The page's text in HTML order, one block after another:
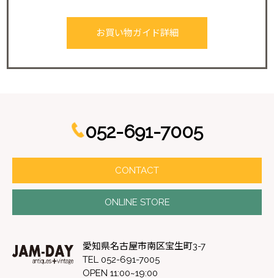
お買い物ガイド詳細
052-691-7005
CONTACT
ONLINE STORE
愛知県名古屋市南区宝生町3-7
TEL 052-691-7005
OPEN 11:00~19:00